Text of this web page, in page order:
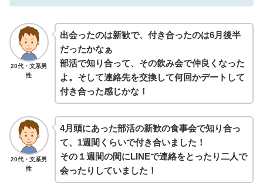
20代・文系男
性
出会ったのは新歓で、付き合ったのは6月後半
だったかなぁ
部活で知り合って、その飲み会で仲良くなった
よ。そして連絡先を交換して何回かデートして
付き合った感じかな！
20代・文系男
性
4月頭にあった部活の新歓の食事会で知り合っ
て、1週間くらいで付き合いました！
その１週間の間にLINEで連絡をとったり二人で
会ったりしていました！